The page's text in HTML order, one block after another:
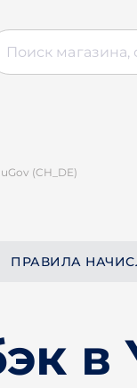
(CH_DE)
ПРАВИЛА
в